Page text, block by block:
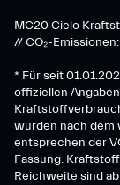
MC20 Cielo
// CO₂-
* Für seit
offiziellen
wurden nach dem
entsprechen der
Fassung.
Reichweite sind